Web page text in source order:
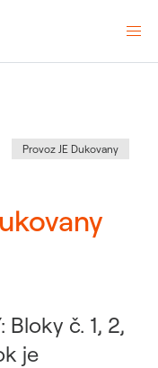
Kategorie:
Provoz JE Dukovany
Bloky č. 1, 2,
je